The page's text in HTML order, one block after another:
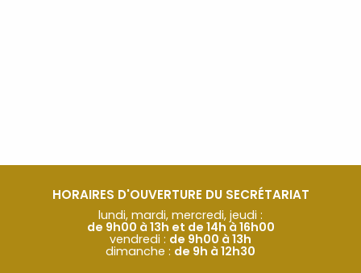
HORAIRES D'OUVERTURE DU SECRÉTARIAT
lundi, mardi, mercredi, jeudi :
de 9h00 à 13h et de 14h à 16h00
vendredi : de 9h00 à 13h
dimanche : de 9h à 12h30